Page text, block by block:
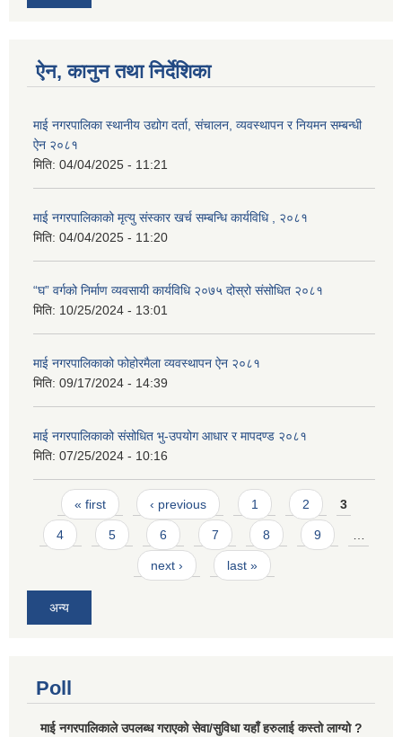
ऐन, कानुन तथा निर्देशिका
माई नगरपालिका स्थानीय उद्योग दर्ता, संचालन, व्यवस्थापन र नियमन सम्बन्धी
ऐन २०८१
मिति: 04/04/2025 - 11:21
माई नगरपालिकाको मृत्यु संस्कार खर्च सम्बन्धि कार्यविधि , २०८१
मिति: 04/04/2025 - 11:20
“घ” वर्गको निर्माण व्यवसायी कार्यविधि २०७५ दोस्रो संसोधित २०८१
मिति: 10/25/2024 - 13:01
माई नगरपालिकाको फोहोरमैला व्यवस्थापन ऐन २०८१
मिति: 09/17/2024 - 14:39
माई नगरपालिकाको संसोधित भु-उपयोग आधार र मापदण्ड २०८१
मिति: 07/25/2024 - 10:16
Pages
« first ‹ previous 1 2 3
4 5 6 7 8 9 …
next › last »
अन्य
Poll
माई नगरपालिकाले उपलब्ध गराएको सेवा/सुविधा यहाँ हरुलाई कस्तो लाग्यो ?